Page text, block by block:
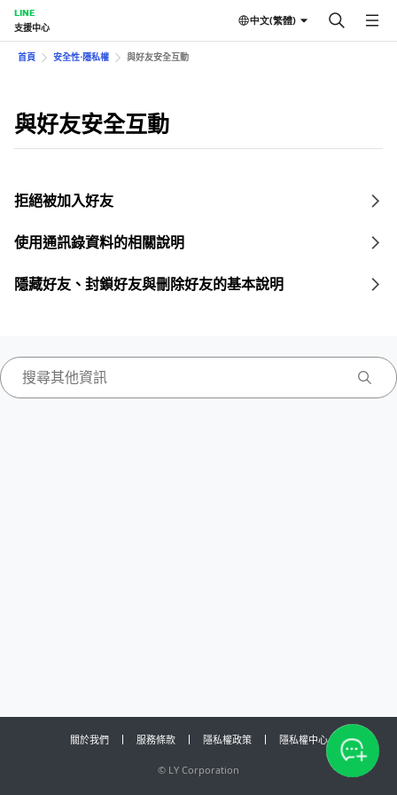
LINE
支援中心
中文(繁體)
首頁 安全性⋅隱私權 與好友安全互動
與好友安全互動
拒絕被加入好友
使用通訊錄資料的相關說明
隱藏好友、封鎖好友與刪除好友的基本說明
關於我們 服務條款 隱私權政策 隱私權中心
© LY Corporation